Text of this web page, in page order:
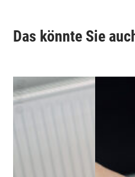
Das könnte Sie